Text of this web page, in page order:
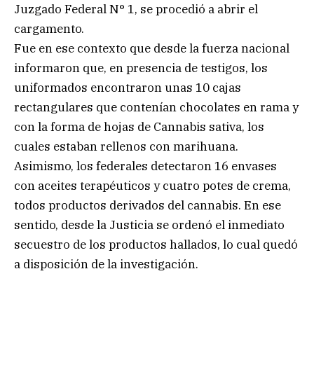
Juzgado Federal N° 1, se procedió a abrir el
cargamento.
Fue en ese contexto que desde la fuerza nacional
informaron que, en presencia de testigos, los
uniformados encontraron unas 10 cajas
rectangulares que contenían chocolates en rama y
con la forma de hojas de Cannabis sativa, los
cuales estaban rellenos con marihuana.
Asimismo, los federales detectaron 16 envases
con aceites terapéuticos y cuatro potes de crema,
todos productos derivados del cannabis. En ese
sentido, desde la Justicia se ordenó el inmediato
secuestro de los productos hallados, lo cual quedó
a disposición de la investigación.